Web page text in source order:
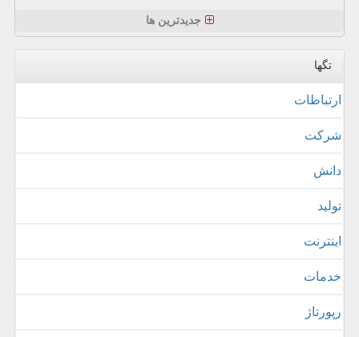
جدیدترین ها
تگها
ارتباطات
شركت
دانش
تولید
اینترنت
خدمات
رپورتاژ